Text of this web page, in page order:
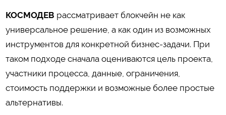
КОСМОДЕВ рассматривает блокчейн не как
универсальное решение, а как один из возможных
инструментов для конкретной бизнес-задачи. При
таком подходе сначала оцениваются цель проекта,
участники процесса, данные, ограничения,
стоимость поддержки и возможные более простые
альтернативы.